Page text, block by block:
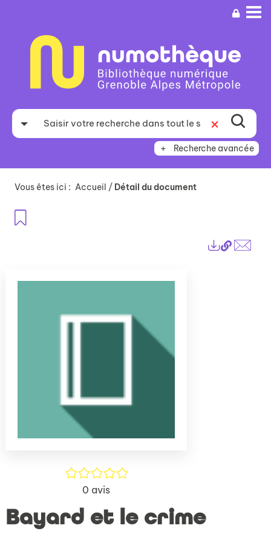
recherche
Recherche avancée
Vous êtes ici : Accueil / Détail du document
Lien
/5
0 avis
Bayard et le crime